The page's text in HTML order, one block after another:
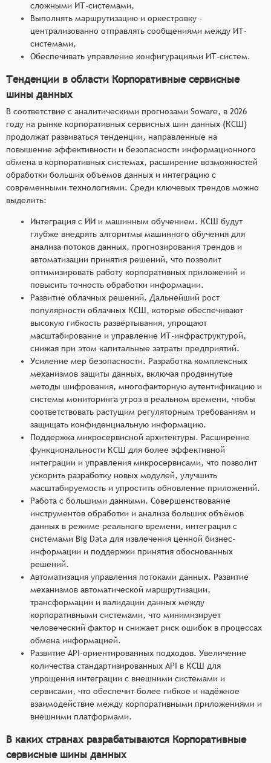
сложными ИТ-системами,
Выполнять маршрутизацию и оркестровку -
централизованно отправлять сообщениями между ИТ-
системами,
Обеспечивать управление конфигурациями ИТ-систем.
Тенденции в области Корпоративные сервисные
шины данных
В соответствие с аналитическими прогнозами Soware, в 2026
году на рынке корпоративных сервисных шин данных (КСШ)
продолжат развиваться тенденции, направленные на
повышение эффективности и безопасности информационного
обмена в корпоративных системах, расширение возможностей
обработки больших объёмов данных и интеграцию с
современными технологиями. Среди ключевых трендов можно
выделить:
Интеграция с ИИ и машинным обучением. КСШ будут
глубже внедрять алгоритмы машинного обучения для
анализа потоков данных, прогнозирования трендов и
автоматизации принятия решений, что позволит
оптимизировать работу корпоративных приложений и
повысить точность обработки информации.
Развитие облачных решений. Дальнейший рост
популярности облачных КСШ, которые обеспечивают
высокую гибкость развёртывания, упрощают
масштабирование и управление ИТ-инфраструктурой,
снижая при этом капитальные затраты предприятий.
Усиление мер безопасности. Разработка комплексных
механизмов защиты данных, включая продвинутые
методы шифрования, многофакторную аутентификацию и
системы мониторинга угроз в реальном времени, чтобы
соответствовать растущим регуляторным требованиям и
защищать конфиденциальную информацию.
Поддержка микросервисной архитектуры. Расширение
функциональности КСШ для более эффективной
интеграции и управления микросервисами, что позволит
ускорить разработку новых модулей, улучшить
масштабируемость и упростить обновление приложений.
Работа с большими данными. Совершенствование
инструментов обработки и анализа больших объёмов
данных в режиме реального времени, интеграция с
системами Big Data для извлечения ценной бизнес-
информации и поддержки принятия обоснованных
решений.
Автоматизация управления потоками данных. Развитие
механизмов автоматической маршрутизации,
трансформации и валидации данных между
корпоративными системами, что минимизирует
человеческий фактор и снижает риск ошибок в процессах
обмена информацией.
Развитие API-ориентированных подходов. Увеличение
количества стандартизированных API в КСШ для
упрощения интеграции с внешними системами и
сервисами, что обеспечит более гибкое и надёжное
взаимодействие между корпоративными приложениями и
внешними платформами.
В каких странах разрабатываются Корпоративные
сервисные шины данных